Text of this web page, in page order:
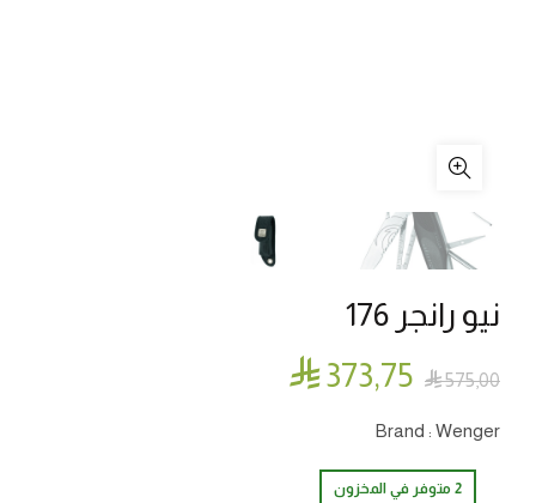
نيو رانجر 176
 575٫00  373٫75
Brand : Wenger
2 متوفر في المخزون